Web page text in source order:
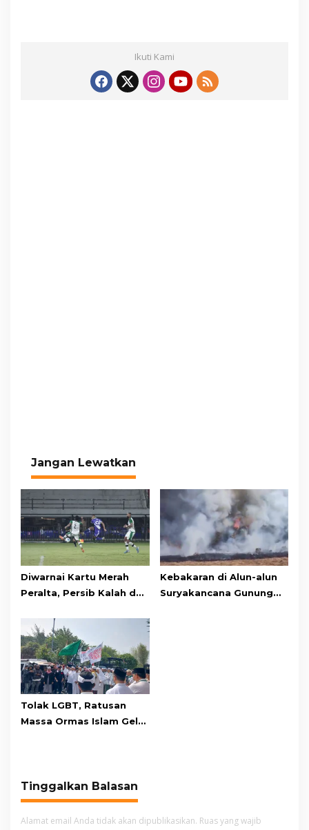
Ikuti Kami
Jangan Lewatkan
Diwarnai Kartu Merah
Peralta, Persib Kalah dari
Adu Penalti
Kebakaran di Alun-alun
Suryakancana Gunung
Tolak LGBT, Ratusan
Massa Ormas Islam Gelar
Tinggalkan Balasan
Alamat email Anda tidak akan dipublikasikan. Ruas yang wajib